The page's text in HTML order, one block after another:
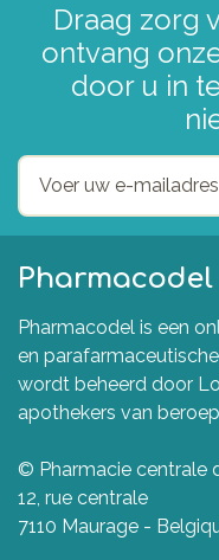
Draag zorg
ontvang
door u in
Pharmacodel
Pharmacodel is een
en
wordt beheerd door
apothekers van
© Pharmacie centrale
12, rue centrale
7110 Maurage -